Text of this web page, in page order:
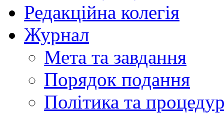
Редакційна колегія
Журнал
Мета та завдання
Порядок подання
Політика та